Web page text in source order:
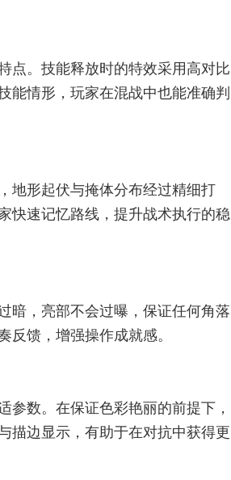
点。技能释放时的特效采用高对比
能情形，玩家在混战中也能准确判
地形起伏与掩体分布经过精细打
快速记忆路线，提升战术执行的稳
暗，亮部不会过曝，保证任何角落
馈，增强操作成就感。
参数。在保证色彩艳丽的前提下，
描边显示，有助于在对抗中获得更